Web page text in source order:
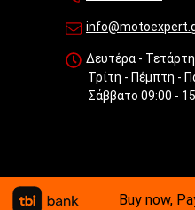
Δευτέρα -
Τρίτη - Πέμπτη -
Σάββατο 09:00 -
Buy now,